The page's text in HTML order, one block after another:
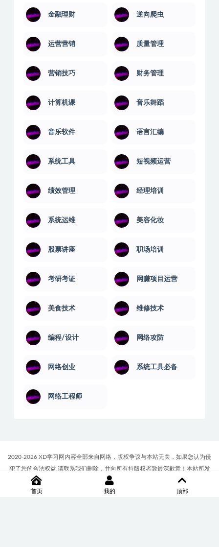
金融理财 逆向爬虫
运营营销 质量管理
营销技巧 财务管理
计算机课 音乐舞蹈
音乐软件 语言汇编
系统工具 短视频运营
绩效管理 经理培训
系统运维 美容化妆
股票讲座 职场培训
考研考证 网赚项目运营
美食技术 维修技术
编程/设计 网络攻防
网络创业 系统工具必备
网络工程师
2020-2026 XD学习网内容全部来自网络，版权争议与本站无关，如果您认为侵
犯了您的合法权益,请联系我们删除，并向所有持版权者致最深歉意！本站所发
布的一切学习教程、软件等资料仅限用于学习体验和研究目的；请自觉下载后
24小时内删除，如果您喜欢该资料，请支持正版！商务合作或版权联系邮箱
首页 我的 顶部